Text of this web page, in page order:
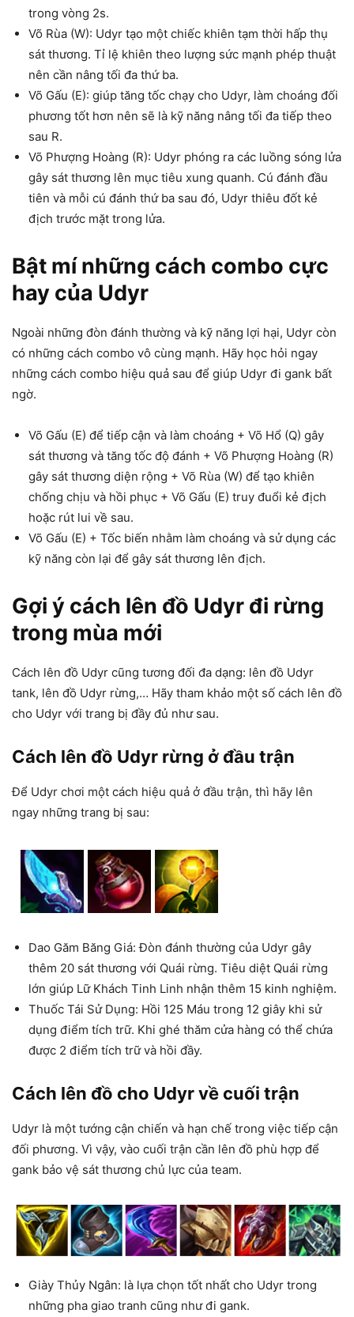
trong vòng 2s.
Võ Rùa (W): Udyr tạo một chiếc khiên tạm thời hấp thụ
sát thương. Tỉ lệ khiên theo lượng sức mạnh phép thuật
nên cần nâng tối đa thứ ba.
Võ Gấu (E): giúp tăng tốc chạy cho Udyr, làm choáng đối
phương tốt hơn nên sẽ là kỹ năng nâng tối đa tiếp theo
sau R.
Võ Phượng Hoàng (R): Udyr phóng ra các luồng sóng lửa
gây sát thương lên mục tiêu xung quanh. Cú đánh đầu
tiên và mỗi cú đánh thứ ba sau đó, Udyr thiêu đốt kẻ
địch trước mặt trong lửa.
Bật mí những cách combo cực
hay của Udyr
Ngoài những đòn đánh thường và kỹ năng lợi hại, Udyr còn
có những cách combo vô cùng mạnh. Hãy học hỏi ngay
những cách combo hiệu quả sau để giúp Udyr đi gank bất
ngờ.
Võ Gấu (E) để tiếp cận và làm choáng + Võ Hổ (Q) gây
sát thương và tăng tốc độ đánh + Võ Phượng Hoàng (R)
gây sát thương diện rộng + Võ Rùa (W) để tạo khiên
chống chịu và hồi phục + Võ Gấu (E) truy đuổi kẻ địch
hoặc rút lui về sau.
Võ Gấu (E) + Tốc biến nhằm làm choáng và sử dụng các
kỹ năng còn lại để gây sát thương lên địch.
Gợi ý cách lên đồ Udyr đi rừng
trong mùa mới
Cách lên đồ Udyr cũng tương đối đa dạng: lên đồ Udyr
tank, lên đồ Udyr rừng,… Hãy tham khảo một số cách lên đồ
cho Udyr với trang bị đầy đủ như sau.
Cách lên đồ Udyr rừng ở đầu trận
Để Udyr chơi một cách hiệu quả ở đầu trận, thì hãy lên
ngay những trang bị sau:
Dao Găm Băng Giá: Đòn đánh thường của Udyr gây
thêm 20 sát thương với Quái rừng. Tiêu diệt Quái rừng
lớn giúp Lữ Khách Tinh Linh nhận thêm 15 kinh nghiệm.
Thuốc Tái Sử Dụng: Hồi 125 Máu trong 12 giây khi sử
dụng điểm tích trữ. Khi ghé thăm cửa hàng có thể chứa
được 2 điểm tích trữ và hồi đầy.
Cách lên đồ cho Udyr về cuối trận
Udyr là một tướng cận chiến và hạn chế trong việc tiếp cận
đối phương. Vì vậy, vào cuối trận cần lên đồ phù hợp để
gank bảo vệ sát thương chủ lực của team.
Giày Thủy Ngân: là lựa chọn tốt nhất cho Udyr trong
những pha giao tranh cũng như đi gank.